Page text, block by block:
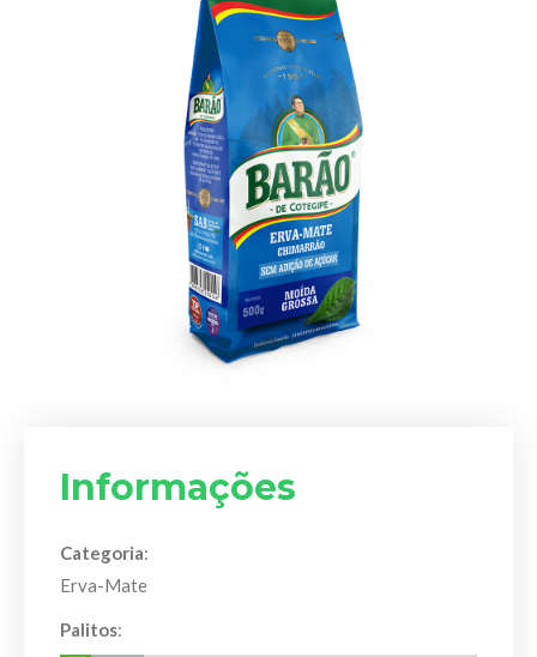
Informações
Categoria:
Erva-Mate
Palitos: